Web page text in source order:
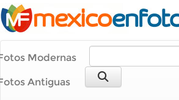
Modernas
Antiguas